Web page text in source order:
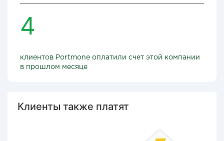
4
клиентов Portmone оплатили счет этой компании
в прошлом месяце
Клиенты также платят